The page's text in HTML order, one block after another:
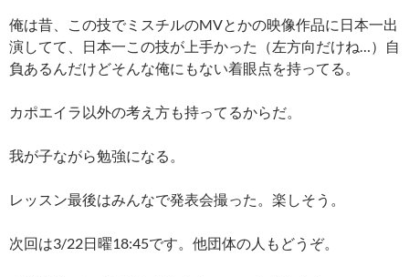
俺は昔、この技でミスチルのMVとかの映像作品に日本一出
演してて、日本一この技が上手かった（左方向だけね…）自
負あるんだけどそんな俺にもない着眼点を持ってる。
カポエイラ以外の考え方も持ってるからだ。
我が子ながら勉強になる。
レッスン最後はみんなで発表会撮った。楽しそう。
次回は3/22日曜18:45です。他団体の人もどうぞ。